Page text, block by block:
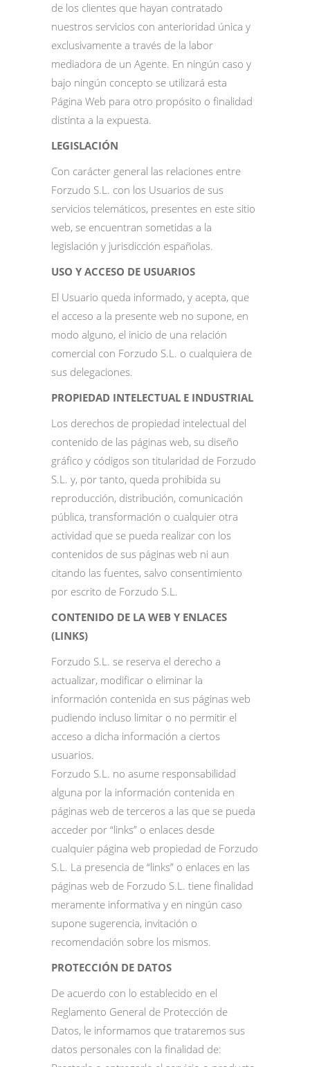
de los clientes que hayan contratado
nuestros servicios con anterioridad única y
exclusivamente a través de la labor
mediadora de un Agente. En ningún caso y
bajo ningún concepto se utilizará esta
Página Web para otro propósito o finalidad
distinta a la expuesta.
LEGISLACIÓN
Con carácter general las relaciones entre
Forzudo S.L. con los Usuarios de sus
servicios telemáticos, presentes en este sitio
web, se encuentran sometidas a la
legislación y jurisdicción españolas.
USO Y ACCESO DE USUARIOS
El Usuario queda informado, y acepta, que
el acceso a la presente web no supone, en
modo alguno, el inicio de una relación
comercial con Forzudo S.L. o cualquiera de
sus delegaciones.
PROPIEDAD INTELECTUAL E INDUSTRIAL
Los derechos de propiedad intelectual del
contenido de las páginas web, su diseño
gráfico y códigos son titularidad de Forzudo
S.L. y, por tanto, queda prohibida su
reproducción, distribución, comunicación
pública, transformación o cualquier otra
actividad que se pueda realizar con los
contenidos de sus páginas web ni aun
citando las fuentes, salvo consentimiento
por escrito de Forzudo S.L.
CONTENIDO DE LA WEB Y ENLACES
(LINKS)
Forzudo S.L. se reserva el derecho a
actualizar, modificar o eliminar la
información contenida en sus páginas web
pudiendo incluso limitar o no permitir el
acceso a dicha información a ciertos
usuarios.
Forzudo S.L. no asume responsabilidad
alguna por la información contenida en
páginas web de terceros a las que se pueda
acceder por “links” o enlaces desde
cualquier página web propiedad de Forzudo
S.L. La presencia de “links” o enlaces en las
páginas web de Forzudo S.L. tiene finalidad
meramente informativa y en ningún caso
supone sugerencia, invitación o
recomendación sobre los mismos.
PROTECCIÓN DE DATOS
De acuerdo con lo establecido en el
Reglamento General de Protección de
Datos, le informamos que trataremos sus
datos personales con la finalidad de: